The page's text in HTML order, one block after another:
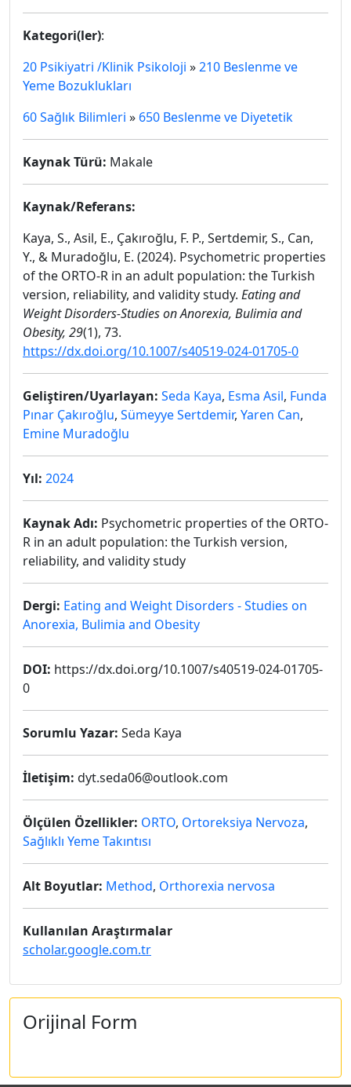
Kategori(ler):
20 Psikiyatri /Klinik Psikoloji »210 Beslenme ve
Yeme Bozuklukları
60 Sağlık Bilimleri » 650 Beslenme ve Diyetetik
Kaynak Türü: Makale
Kaynak/Referans:
Kaya, S., Asil, E., Çakıroğlu, F. P., Sertdemir, S., Can,
Y., & Muradoğlu, E. (2024). Psychometric properties
of the ORTO-R in an adult population: the Turkish
version, reliability, and validity study. Eating and
Weight Disorders-Studies on Anorexia, Bulimia and
Obesity, 29(1), 73.
https://dx.doi.org/10.1007/s40519-024-01705-0
Geliştiren/Uyarlayan: Seda Kaya, Esma Asil, Funda
Pınar Çakıroğlu, Sümeyye Sertdemir, Yaren Can,
Emine Muradoğlu
Yıl: 2024
Kaynak Adı: Psychometric properties of the ORTO-
R in an adult population: the Turkish version,
reliability, and validity study
Dergi: Eating and Weight Disorders - Studies on
Anorexia, Bulimia and Obesity
DOI: https://dx.doi.org/10.1007/s40519-024-01705-
0
Sorumlu Yazar: Seda Kaya
İletişim: dyt.seda06@outlook.com
Ölçülen Özellikler: ORTO, Ortoreksiya Nervoza,
Sağlıklı Yeme Takıntısı
Alt Boyutlar: Method, Orthorexia nervosa
Kullanılan Araştırmalar
scholar.google.com.tr
Orijinal Form